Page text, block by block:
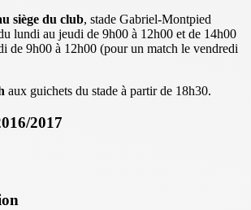
siège du club, stade Gabriel-Montpied
lundi au jeudi de 9h00 à 12h00 et de 14h00
de 9h00 à 12h00 (pour un match le vendredi
aux guichets du stade à partir de 18h30.
2017